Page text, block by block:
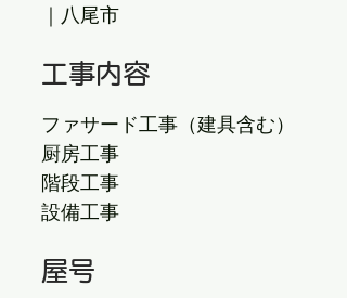
｜八尾市
工事内容
ファサード工事（建具含む）
厨房工事
階段工事
設備工事
屋号